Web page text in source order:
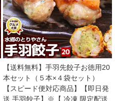
【送料無料】手羽先餃子お徳用20
本セット（５本×４袋セット）
【スピード便対応商品】【即日発
送 手羽餃子】※【 冷凍 限定配送